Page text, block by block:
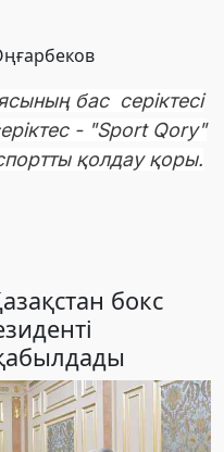
бас серіктесі
- "Sport Qory"
қолдау қоры.
бокс